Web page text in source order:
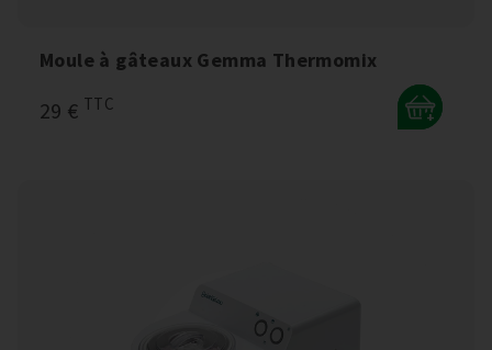
Moule à gâteaux Gemma Thermomix
29 € TTC
+